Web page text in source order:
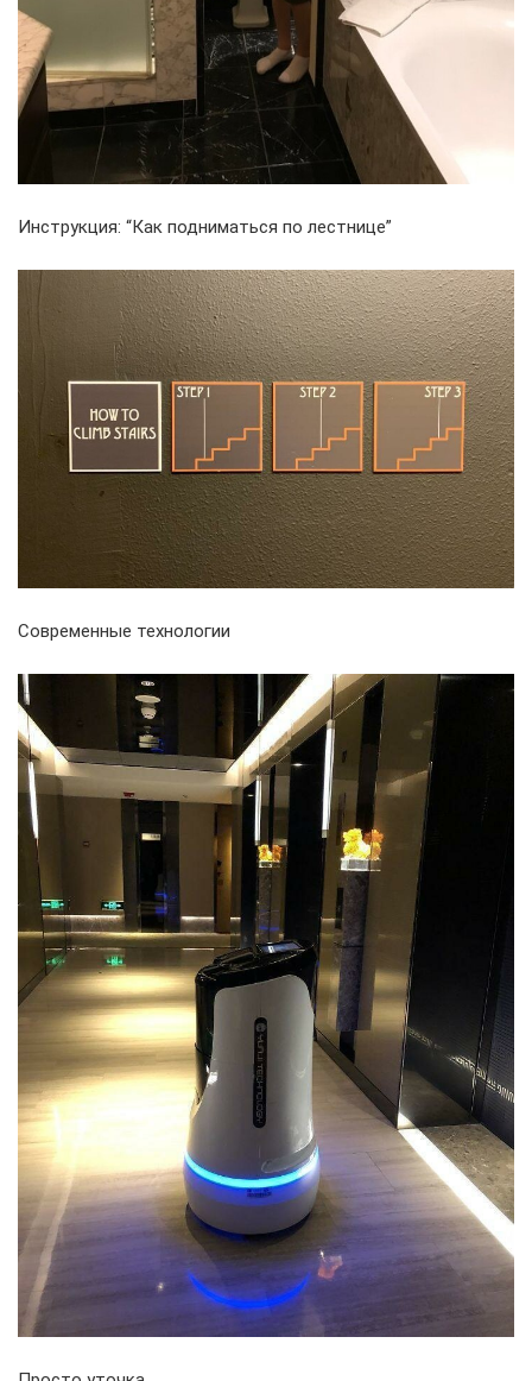
Инструкция: “Как подниматься по лестнице”
Современные технологии